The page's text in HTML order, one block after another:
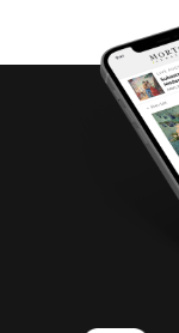
suspensión de
golpes de uso;
llantas 1/4 vida .